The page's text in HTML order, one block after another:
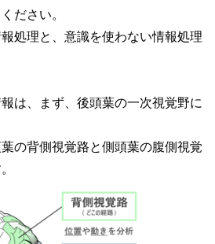
ださい。
処理と、意識を使わない情報処理
は、まず、後頭葉の一次視覚野に
の背側視覚路と側頭葉の腹側視覚